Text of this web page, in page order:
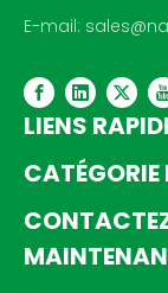
E-mail:
LIENS
CATÉGORIE